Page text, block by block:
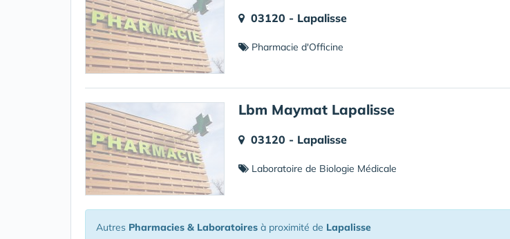
03120 - Lapalisse
Pharmacie d'Officine
Lbm Maymat Lapalisse
03120 - Lapalisse
Laboratoire de Biologie Médicale
Autres Pharmacies & Laboratoires à proximité de Lapalisse